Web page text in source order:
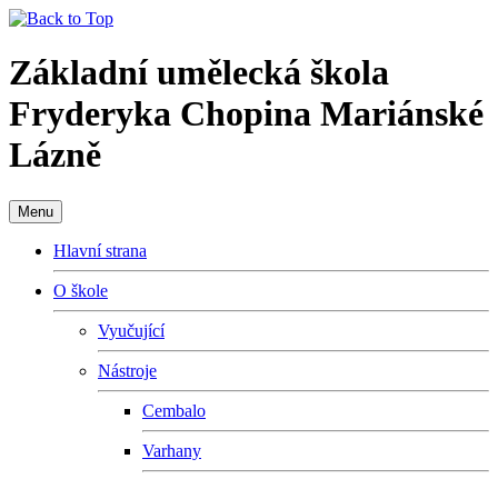
Základní umělecká škola
Fryderyka Chopina Mariánské
Lázně
Menu
Hlavní strana
O škole
Vyučující
Nástroje
Cembalo
Varhany